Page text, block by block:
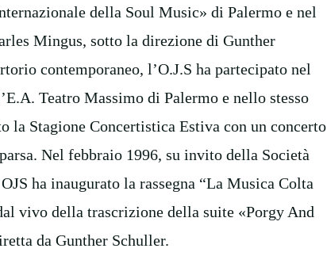
della Soul Music» di Palermo e nel
Mingus, sotto la direzione di Gunther
contemporaneo, l’O.J.S ha partecipato nel
Teatro Massimo di Palermo e nello stesso
la Stagione Concertistica Estiva con un concerto
Nel febbraio 1996, su invito della Società
ha inaugurato la rassegna “La Musica Colta
vivo della trascrizione della suite «Porgy And
da Gunther Schuller.